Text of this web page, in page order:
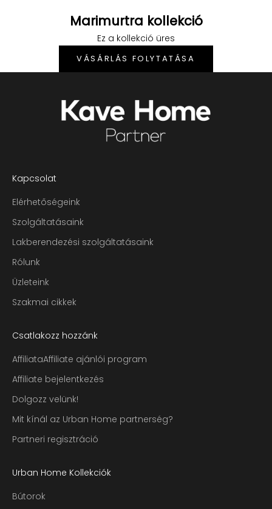
Marimurtra kollekció
Ez a kollekció üres
VÁSÁRLÁS FOLYTATÁSA
Kapcsolat
Elérhetőségeink
Szolgáltatásaink
Lakberendezési szolgáltatásaink
Rólunk
Üzleteink
Szakmai cikkek
Csatlakozz hozzánk
AffiliataAffiliate ajánlói program
Affiliate bejelentkezés
Dolgozz velünk!
Mit kínál az Urban Home partnerség?
Partneri regisztráció
Urban Home Kollekciók
Bútorok
kívánságlistádhoz, és megtekinthesd a
Bejelentkezés